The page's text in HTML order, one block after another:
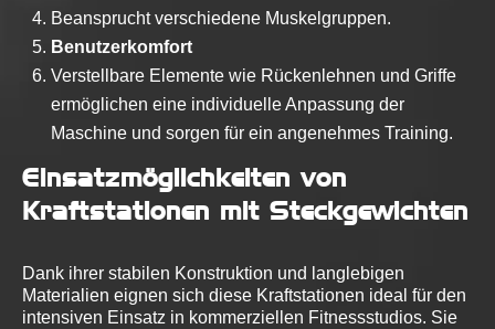
Beansprucht verschiedene Muskelgruppen.
Benutzerkomfort
Verstellbare Elemente wie Rückenlehnen und Griffe
ermöglichen eine individuelle Anpassung der
Maschine und sorgen für ein angenehmes Training.
Einsatzmöglichkeiten von
Kraftstationen mit Steckgewichten
Dank ihrer stabilen Konstruktion und langlebigen
Materialien eignen sich diese Kraftstationen ideal für den
intensiven Einsatz in kommerziellen Fitnessstudios. Sie